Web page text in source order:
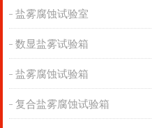
盐雾腐蚀试验室
数显盐雾试验箱
盐雾腐蚀试验箱
复合盐雾腐蚀试验箱